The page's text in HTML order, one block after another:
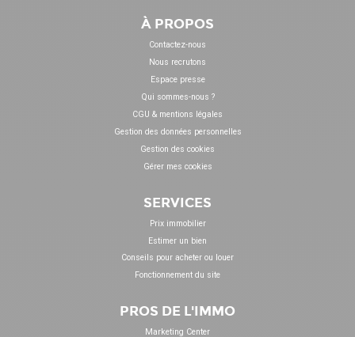
À PROPOS
Contactez-nous
Nous recrutons
Espace presse
Qui sommes-nous ?
CGU & mentions légales
Gestion des données personnelles
Gestion des cookies
Gérer mes cookies
SERVICES
Prix immobilier
Estimer un bien
Conseils pour acheter ou louer
Fonctionnement du site
PROS DE L'IMMO
Marketing Center